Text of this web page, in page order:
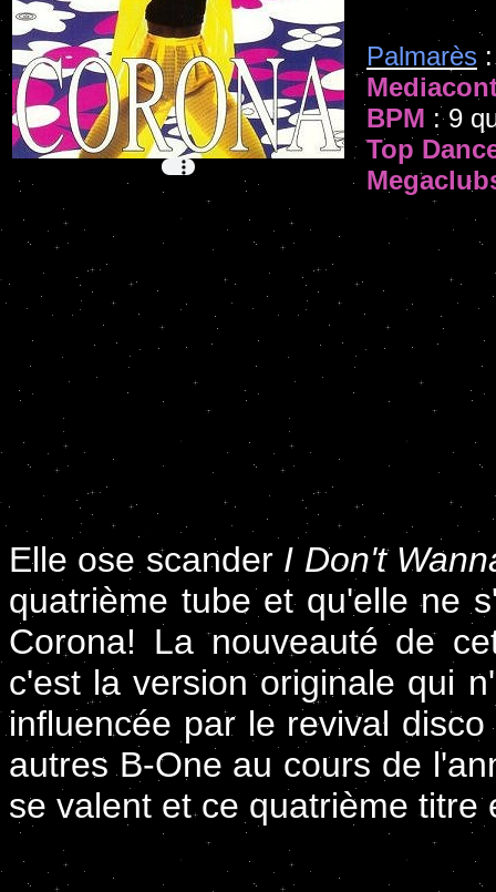
Palmarès :
BPM : 9
Top
Elle ose scander I Don't
quatrième tube et qu'elle ne
Corona! La nouveauté de
c'est la version originale qui
influencée par le revival
autres B-One au cours de
se valent et ce quatrième titre